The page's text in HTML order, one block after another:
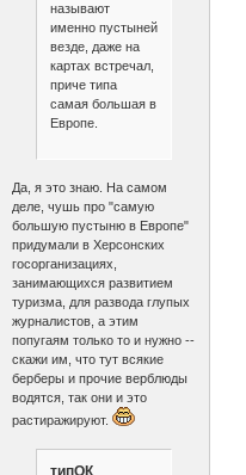
называют
именно пустыней
везде, даже на
картах встречал,
приче типа
самая большая в
Европе.
Да, я это знаю. На самом
деле, чушь про "самую
большую пустыню в Европе"
придумали в Херсонских
госорганизациях,
занимающихся развитием
туризма, для развода глупых
журналистов, а этим
попугаям только то и нужно --
скажи им, что тут всякие
берберы и прочие верблюды
водятся, так они и это
растиражируют.
типОК